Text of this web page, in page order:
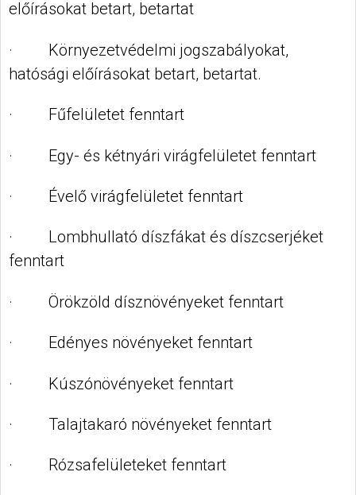
előírásokat betart, betartat
· Környezetvédelmi jogszabályokat,
hatósági előírásokat betart, betartat.
· Fűfelületet fenntart
· Egy- és kétnyári virágfelületet fenntart
· Évelő virágfelületet fenntart
· Lombhullató díszfákat és díszcserjéket
fenntart
· Örökzöld dísznövényeket fenntart
· Edényes növényeket fenntart
· Kúszónövényeket fenntart
· Talajtakaró növényeket fenntart
· Rózsafelületeket fenntart